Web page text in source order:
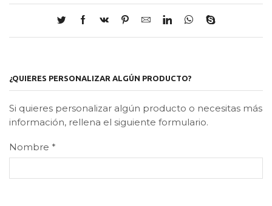
¿QUIERES PERSONALIZAR ALGÚN PRODUCTO?
Si quieres personalizar algún producto o necesitas más
información, rellena el siguiente formulario.
Nombre *